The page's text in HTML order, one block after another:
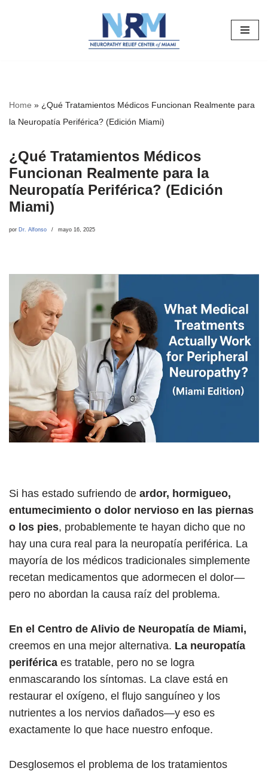
Home » ¿Qué Tratamientos Médicos Funcionan Realmente para
la Neuropatía Periférica? (Edición Miami)
¿Qué Tratamientos Médicos
Funcionan Realmente para la
Neuropatía Periférica? (Edición
Miami)
por Dr. Alfonso mayo 16, 2025
Si has estado sufriendo de ardor, hormigueo,
entumecimiento o dolor nervioso en las piernas
o los pies, probablemente te hayan dicho que no
hay una cura real para la neuropatía periférica. La
mayoría de los médicos tradicionales simplemente
recetan medicamentos que adormecen el dolor—
pero no abordan la causa raíz del problema.
En el Centro de Alivio de Neuropatía de Miami,
creemos en una mejor alternativa. La neuropatía
periférica es tratable, pero no se logra
enmascarando los síntomas. La clave está en
restaurar el oxígeno, el flujo sanguíneo y los
nutrientes a los nervios dañados—y eso es
exactamente lo que hace nuestro enfoque.
Desglosemos el problema de los tratamientos